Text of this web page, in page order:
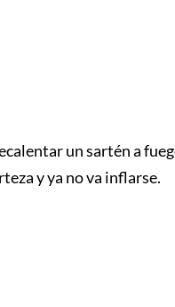
un sartén a
y ya no va inflarse.